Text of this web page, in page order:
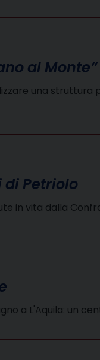
al Monte”
una struttura
di Petriolo
in vita dalla
a L'Aquila: